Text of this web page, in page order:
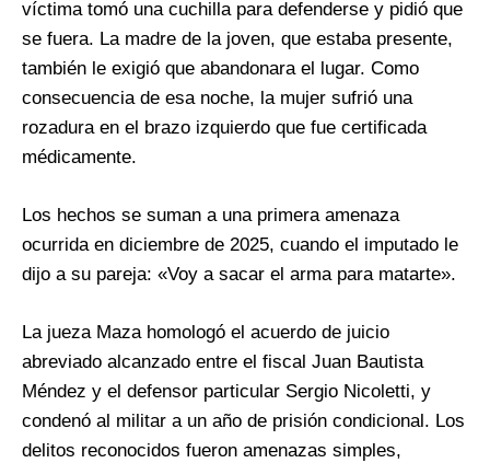
víctima tomó una cuchilla para defenderse y pidió que
se fuera. La madre de la joven, que estaba presente,
también le exigió que abandonara el lugar. Como
consecuencia de esa noche, la mujer sufrió una
rozadura en el brazo izquierdo que fue certificada
médicamente.
Los hechos se suman a una primera amenaza
ocurrida en diciembre de 2025, cuando el imputado le
dijo a su pareja: «Voy a sacar el arma para matarte».
La jueza Maza homologó el acuerdo de juicio
abreviado alcanzado entre el fiscal Juan Bautista
Méndez y el defensor particular Sergio Nicoletti, y
condenó al militar a un año de prisión condicional. Los
delitos reconocidos fueron amenazas simples,